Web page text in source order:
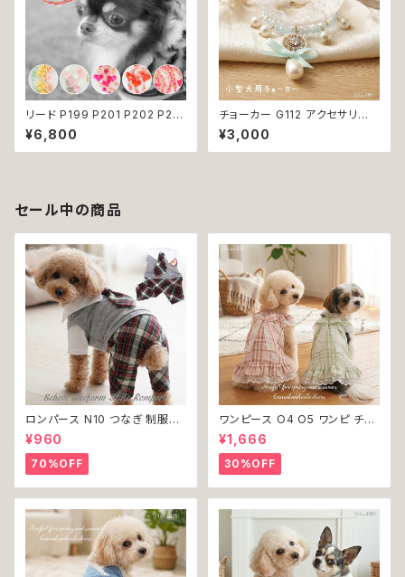
リード P199 P201 P202 P20
3 P204 ペット 犬 ドッグリード
犬リード ビーズ チェーン ハート
りぼん クリア パステル パール風
品交換不可
¥6,800
チョーカー G112 アクセサリー
レース パール 犬 猫 ペット 小型
犬用 おしゃれ キラキラ かわい
い リボン ブルー ホワイト 返品
¥3,000
セール中の商品
ロンパース N10 つなぎ 制服風
チェック柄 グレー 灰色 コスチュ
ーム コスプレ ドッグウェア dog
犬 猫 ペット 服 犬服 洋服 オシ
ャレ かわいい 小型犬 返品交換
不可
¥960
70%OFF
ワンピース O4 O5 ワンピ チェ
ック プリーツ レース 女の子 犬
犬服 小型 猫 服 洋服 ペット do
g ドッグウェア おしゃれ かわい
い 返品交換不可
¥1,666
30%OFF